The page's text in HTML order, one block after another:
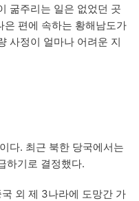
굶주리는 일은 없었던 곳
은 편에 속하는 황해남도가
사정이 얼마나 어려운 지
다. 최근 북한 당국에서는
하기로 결정했다.
외 제 3나라에 도망간 가